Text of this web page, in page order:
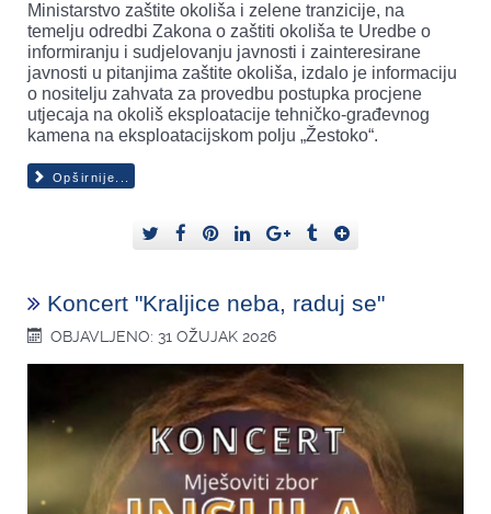
Ministarstvo zaštite okoliša i zelene tranzicije, na
temelju odredbi Zakona o zaštiti okoliša te Uredbe o
informiranju i sudjelovanju javnosti i zainteresirane
javnosti u pitanjima zaštite okoliša, izdalo je informaciju
o nositelju zahvata za provedbu postupka procjene
utjecaja na okoliš eksploatacije tehničko-građevnog
kamena na eksploatacijskom polju „Žestoko“.
Opširnije...
Koncert "Kraljice neba, raduj se"
OBJAVLJENO: 31 OŽUJAK 2026